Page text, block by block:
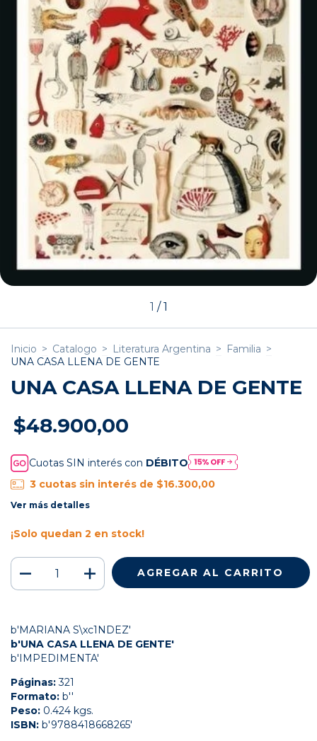
1 /1
Inicio > Catalogo > Literatura Argentina > Familia >
UNA CASA LLENA DE GENTE
UNA CASA LLENA DE GENTE
$48.900,00
Cuotas SIN interés con DÉBITO
3 cuotas sin interés de $16.300,00
Ver más detalles
¡Solo quedan 2 en stock!
b'MARIANA S\xc1NDEZ'
b'UNA CASA LLENA DE GENTE'
b'IMPEDIMENTA'
Páginas:321
Formato: b''
Peso: 0.424 kgs.
ISBN: b'9788418668265'